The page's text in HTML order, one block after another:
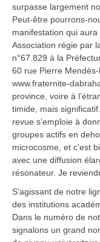
surpasse largement
Peut-être pourrons-
manifestation qui
Association régie par
n°67.829 à la
60 rue Pierre
www.fraternite-
province, voire à
timide, mais
revue s’emploie à
groupes actifs en
microcosme, et c’est
avec une diffusion
résonateur. Je
S’agissant de notre
des institutions
Dans le numéro de
signalons un grand